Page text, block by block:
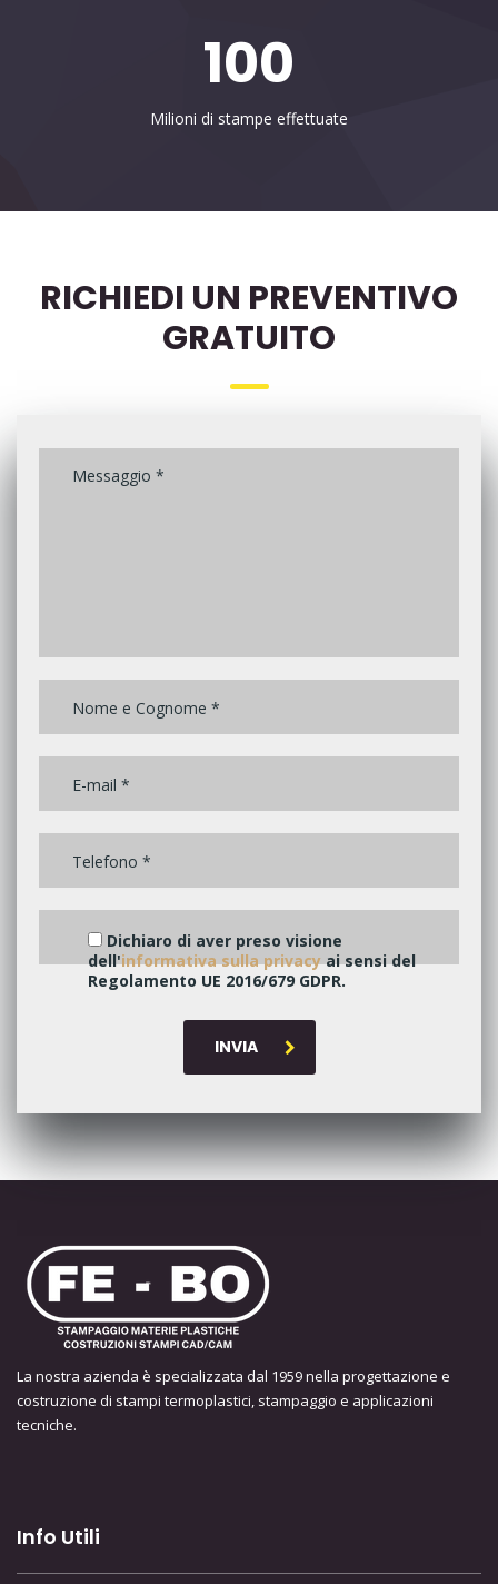
100
Milioni di stampe effettuate
RICHIEDI UN PREVENTIVO
GRATUITO
Dichiaro di aver preso visione
dell'informativa sulla privacyai sensi del
Regolamento UE 2016/679 GDPR.
INVIA
La nostra azienda è specializzata dal 1959 nella progettazione e
costruzione di stampi termoplastici, stampaggio e applicazioni
tecniche.
Info Utili